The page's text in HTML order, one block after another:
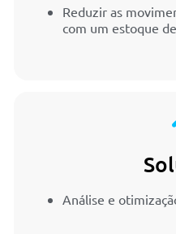
Reduzir as
com um estoque
Análise e